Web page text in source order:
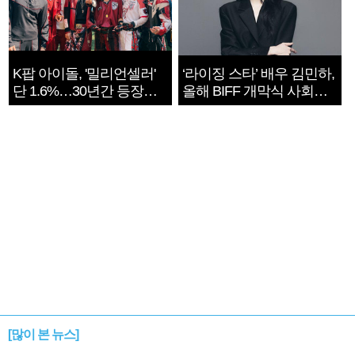
K팝 아이돌, '밀리언셀러'
단 1.6%…30년간 등장
1182개팀 전수조사
‘라이징 스타’ 배우 김민하,
올해 BIFF 개막식 사회자
확정
[많이 본 뉴스]